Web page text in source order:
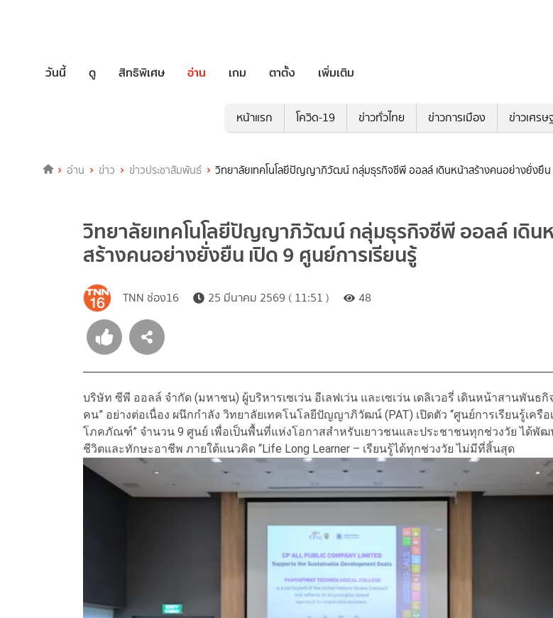
วันนี้ ดู สิทธิพิเศษ อ่าน เกม ตาตั้ง เพิ่มเติม
หน้าแรก โควิด-19 ข่าวทั่วไทย ข่าวการเมือง ข่าวเศร
อ่าน ข่าว ข่าวประชาสัมพันธ์ วิทยาลัยเทคโนโลยีปัญญาภิวัฒน์ กลุ่มธุรกิจซีพี ออลล์ เดินหน้าสร้างคนอย่างยั่งยืน
วิทยาลัยเทคโนโลยีปัญญาภิวัฒน์ กลุ่มธุรกิจซีพี ออลล์ เดิน
สร้างคนอย่างยั่งยืน เปิด 9 ศูนย์การเรียนรู้
TNN ช่อง16 25 มีนาคม 2569 ( 11:51 ) 48
บริษัท ซีพี ออลล์ จำกัด (มหาชน) ผู้บริหารเซเว่น อีเลฟเว่น และเซเว่น เดลิเวอรี่ เดินหน้าสานพันธกิ
คน” อย่างต่อเนื่อง ผนึกกำลัง วิทยาลัยเทคโนโลยีปัญญาภิวัฒน์ (PAT) เปิดตัว “ศูนย์การเรียนรู้เครือ
โภคภัณฑ์” จำนวน 9 ศูนย์ เพื่อเป็นพื้นที่แห่งโอกาสสำหรับเยาวชนและประชาชนทุกช่วงวัย ได้พั
ชีวิตและทักษะอาชีพ ภายใต้แนวคิด “Life Long Learner – เรียนรู้ได้ทุกช่วงวัย ไม่มีที่สิ้นสุด